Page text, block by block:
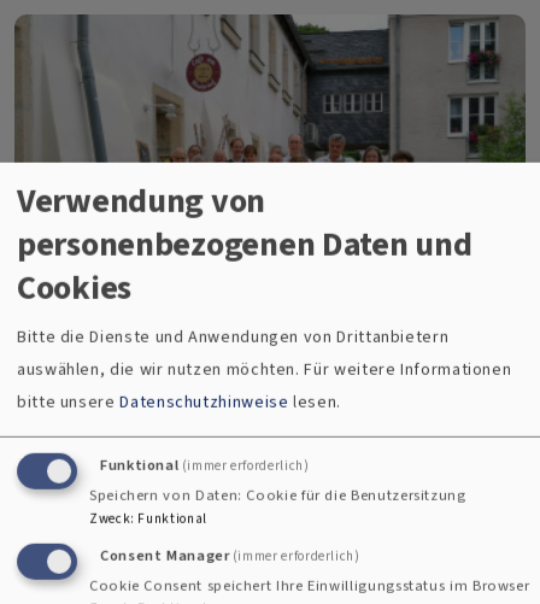
Adventskonzert lockt Besuchende in die
Michaeliskirche
Am Sonntag, 8. Dezember, findet um 17 Uhr in
Verwendung von
personenbezogenen Daten und
Cookies
Bitte die Dienste und Anwendungen von Drittanbietern
auswählen, die wir nutzen möchten.Für weitere Informationen
bitte unsereDatenschutzhinweise lesen.
Funktional (immer erforderlich)
Speichern von Daten: Cookie für die Benutzersitzung
Zweck: Funktional
Consent Manager (immer erforderlich)
Cookie Consent speichert Ihre Einwilligungsstatus im Browser